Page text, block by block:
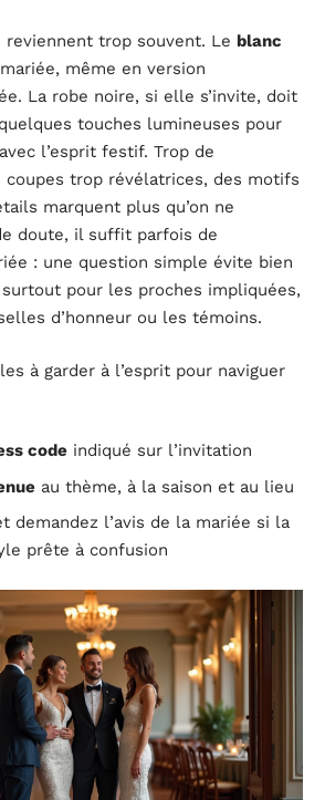
reviennent trop souvent. Le blanc
même en version
La robe noire, si elle s’invite, doit
touches lumineuses pour
l’esprit festif. Trop de
coupes trop révélatrices, des motifs
marquent plus qu’on ne
doute, il suffit parfois de
: une question simple évite bien
pour les proches impliquées,
d’honneur ou les témoins.
à garder à l’esprit pour naviguer
code indiqué sur l’invitation
au thème, à la saison et au lieu
demandez l’avis de la mariée si la
prête à confusion